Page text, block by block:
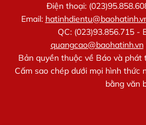
Điện thoại:
Email:
QC: (023)93.856.715 -
quangcao@baohatinh.vn
Bản quyền thuộc về Báo và phát
Cấm sao chép dưới mọi hình thức
bằng văn